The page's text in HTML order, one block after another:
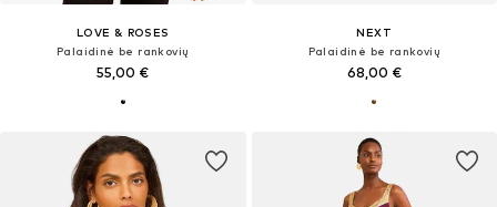
LOVE & ROSES
Palaidinė be rankovių
55,00 €
NEXT
Palaidinė be rankovių
68,00 €